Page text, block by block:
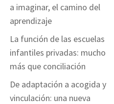
a imaginar, el camino del
aprendizaje
La función de las escuelas
infantiles privadas: mucho
más que conciliación
De adaptación a acogida y
vinculación: una nueva